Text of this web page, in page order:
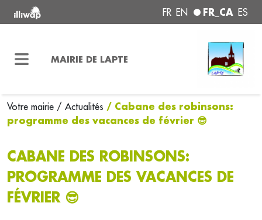
FR EN FR_CA ES
MAIRIE DE LAPTE
Votre mairie / Actualités / Cabane des robinsons:
programme des vacances de février 😎
CABANE DES ROBINSONS:
PROGRAMME DES VACANCES DE
FÉVRIER 😎